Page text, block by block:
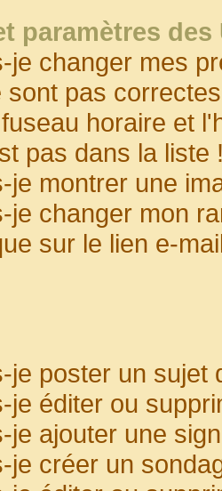
paramètres
je changer mes
sont pas
horaire et
pas dans la liste
je montrer une
je changer mon
sur le lien e-
je poster un sujet
je éditer ou
je ajouter une
je créer un